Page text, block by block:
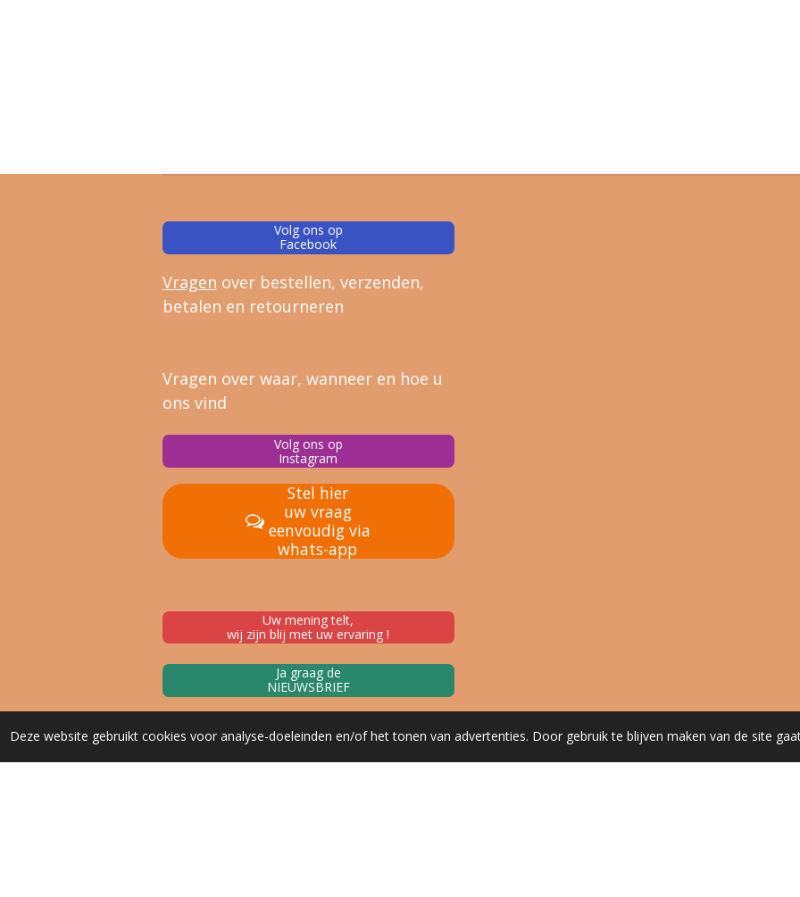
Deze website gebruikt cookies voor analyse-doeleinden en/of het tonen van advertenties. Door gebruik te blijven maken van de site
Volg ons op
Facebook
Vragen over bestellen, verzenden,
betalen en retourneren
Vragen over waar, wanneer en hoe u
ons vind
Volg ons op
Instagram
Stel hier
uw vraag
eenvoudig via
whats-app
Uw mening telt,
wij zijn blij met uw ervaring !
Ja graag de
NIEUWSBRIEF